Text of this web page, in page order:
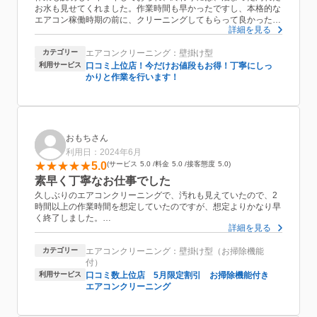
お水も見せてくれました。作業時間も早かったですし、本格的な
エアコン稼働時期の前に、クリーニングしてもらって良かったで
す。自分では、道具も知識もないので、エアコンはプロにお願い
詳細を見る
カテゴリー エアコンクリーニング：壁掛け型
利用サービス
口コミ上位店！今だけお値段もお得！丁寧にしっ
かりと作業を行います！
おもちさん
利用日：2024年6月
5.0 サービス 5.0 料金 5.0 接客態度 5.0
素早く丁寧なお仕事でした
久しぶりのエアコンクリーニングで、汚れも見えていたので、2
時間以上の作業時間を想定していたのですが、想定よりかなり早
く終了しました。
幼い子が2人いたのですが、笑顔で接していただき、穏やかにそ
また、違うメニューでもお願いしたいと思います。
ありがとうございました。
詳細を見る
カテゴリー
エアコンクリーニング：壁掛け型（お掃除機能
付）
利用サービス
口コミ数上位店 5月限定割引 お掃除機能付き
エアコンクリーニング